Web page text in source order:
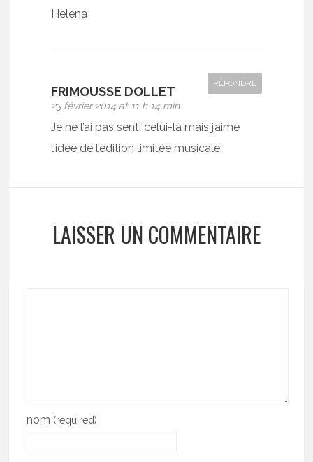
Helena
FRIMOUSSE DOLLET
23 février 2014 at 11 h 14 min
RÉPONDRE
Je ne l’ai pas senti celui-là mais j’aime
l’idée de l’édition limitée musicale
LAISSER UN COMMENTAIRE
nom (required)